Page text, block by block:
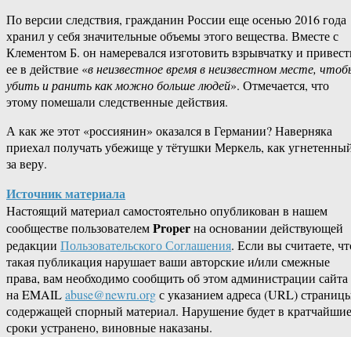
По версии следствия, гражданин России еще осенью 2016 года
хранил у себя значительные объемы этого вещества. Вместе с
Клементом Б. он намеревался изготовить взрывчатку и
ее в действие «в неизвестное время в неизвестном месте,
убить и ранить как можно больше людей». Отмечается, что
этому помешали следственные действия.
А как же этот «россиянин» оказался в Германии? Наверняка
приехал получать убежище у тётушки Меркель, как
за веру.
Источник материала
Настоящий материал самостоятельно опубликован в нашем
сообществе пользователемProperна основании действующей
редакции Пользовательского Соглашения. Если вы считаете,
такая публикация нарушает ваши авторские и/или смежные
права, вам необходимо сообщить об этом администрации сайта
на EMAILabuse@newru.orgс указанием адреса (URL)
содержащей спорный материал. Нарушение будет в кратчайшие
сроки устранено, виновные наказаны.